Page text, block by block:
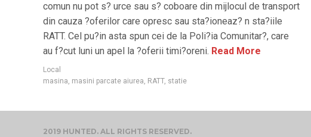
comun nu pot s? urce sau s? coboare din mijlocul de transport
din cauza ?oferilor care opresc sau sta?ioneaz? n sta?iile
RATT. Cel pu?in asta spun cei de la Poli?ia Comunitar?, care
au f?cut luni un apel la ?oferii timi?oreni. Read More
Local
masina, masini parcate aiurea, RATT, statie
2019 HUNTED. ALL RIGHTS RESERVED.